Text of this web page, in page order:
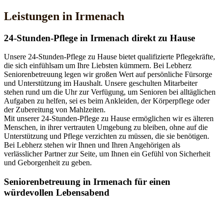
Leistungen in Irmenach
24-Stunden-Pflege in Irmenach direkt zu Hause
Unsere 24-Stunden-Pflege zu Hause bietet qualifizierte Pflegekräfte,
die sich einfühlsam um Ihre Liebsten kümmern. Bei Lebherz
Seniorenbetreuung legen wir großen Wert auf persönliche Fürsorge
und Unterstützung im Haushalt. Unsere geschulten Mitarbeiter
stehen rund um die Uhr zur Verfügung, um Senioren bei alltäglichen
Aufgaben zu helfen, sei es beim Ankleiden, der Körperpflege oder
der Zubereitung von Mahlzeiten.
Mit unserer 24-Stunden-Pflege zu Hause ermöglichen wir es älteren
Menschen, in ihrer vertrauten Umgebung zu bleiben, ohne auf die
Unterstützung und Pflege verzichten zu müssen, die sie benötigen.
Bei Lebherz stehen wir Ihnen und Ihren Angehörigen als
verlässlicher Partner zur Seite, um Ihnen ein Gefühl von Sicherheit
und Geborgenheit zu geben.
Senioren­betreuung in Irmenach für einen
würdevollen Lebensabend